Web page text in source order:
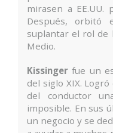
mirasen a EE.UU.
Después, orbitó
suplantar el rol de
Medio.
Kissingerfue un
del siglo XIX.
del conductor
imposible. En sus
un negocio y se